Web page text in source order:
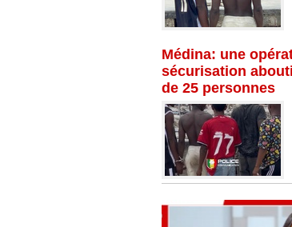
Médina: une
sécurisation
de 25 personnes